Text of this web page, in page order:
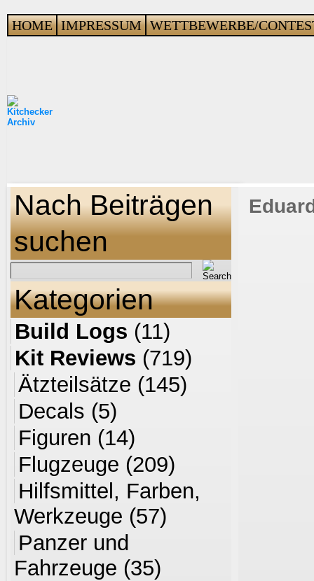
HOME IMPRESSUM WETTBEWERBE/
Nach Beiträgen
suchen
Kategorien
Build Logs (11)
Kit Reviews (719)
Ätzteilsätze (145)
Decals (5)
Figuren (14)
Flugzeuge (209)
Hilfsmittel, Farben,
Werkzeuge (57)
Panzer und
Fahrzeuge (35)